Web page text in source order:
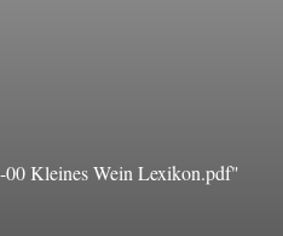
Kleines Wein Lexikon.pdf"